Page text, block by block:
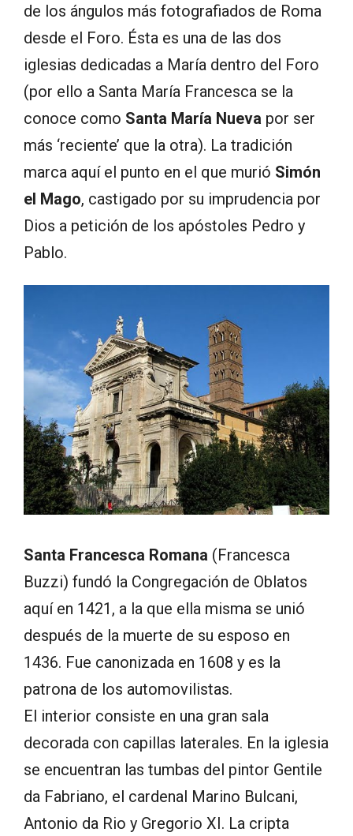
de los ángulos más fotografiados de Roma
desde el Foro. Ésta es una de las dos
iglesias dedicadas a María dentro del Foro
(por ello a Santa María Francesca se la
conoce como Santa María Nueva por ser
más ‘reciente’ que la otra). La tradición
marca aquí el punto en el que murió Simón
el Mago, castigado por su imprudencia por
Dios a petición de los apóstoles Pedro y
Pablo.
Santa Francesca Romana (Francesca
Buzzi) fundó la Congregación de Oblatos
aquí en 1421, a la que ella misma se unió
después de la muerte de su esposo en
1436. Fue canonizada en 1608 y es la
patrona de los automovilistas.
El interior consiste en una gran sala
decorada con capillas laterales. En la iglesia
se encuentran las tumbas del pintor Gentile
da Fabriano, el cardenal Marino Bulcani,
Antonio da Rio y Gregorio XI. La cripta